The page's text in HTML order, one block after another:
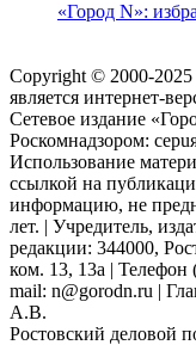
«Город N»:
Copyright © 2000-2025
является интернет-
Сетевое издание
Роскомнадзором:
Использование
ссылкой на
информацию, не
лет. | Учредитель,
редакции: 344000,
ком. 13, 13а | Телефон
mail: n@gorodn.ru |
А.В.
Ростовский деловой